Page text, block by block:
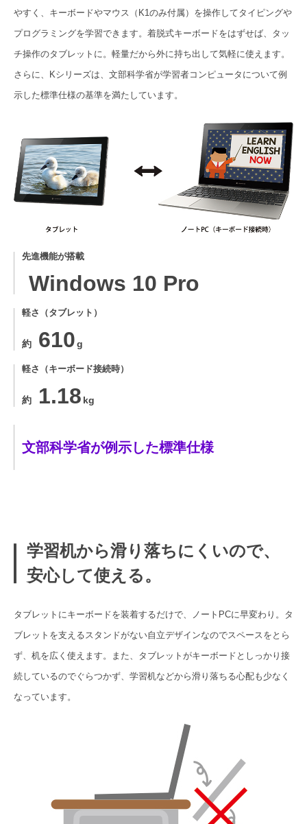
やすく、キーボードやマウス（K1のみ付属）を操作してタイピングや
プログラミングを学習できます。着脱式キーボードをはずせば、タッ
チ操作のタブレットに。軽量だから外に持ち出して気軽に使えます。
さらに、Kシリーズは、文部科学省が学習者コンピュータについて例
示した標準仕様の基準を満たしています。
先進機能が搭載
Windows 10 Pro
軽さ（タブレット）
約 610g
軽さ（キーボード接続時）
約 1.18 kg
文部科学省が例示した標準仕様
学習机から滑り落ちにくいので、
安心して使える。
タブレットにキーボードを装着するだけで、ノートPCに早変わり。タ
ブレットを支えるスタンドがない自立デザインなのでスペースをとら
ず、机を広く使えます。また、タブレットがキーボードとしっかり接
続しているのでぐらつかず、学習机などから滑り落ちる心配も少なく
なっています。